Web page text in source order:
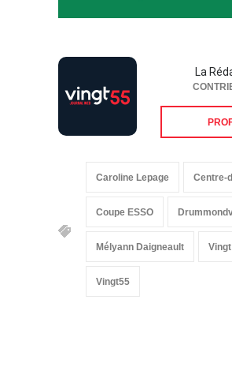
La
Caroline Lepage Centre-
Coupe ESSO
Mélyann Daigneault
Vingt55